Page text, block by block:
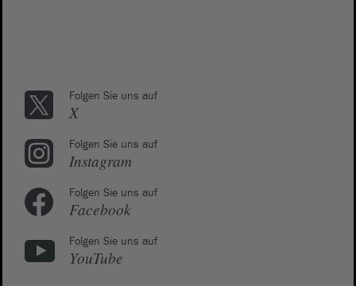
Folgen Sie uns auf
X
Folgen Sie uns auf
Instagram
Folgen Sie uns auf
Facebook
Folgen Sie uns auf
YouTube